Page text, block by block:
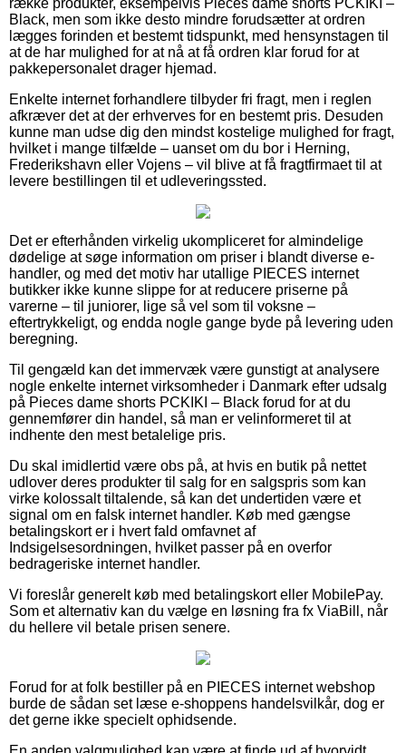
Black, men som ikke desto mindre forudsætter at ordren
lægges forinden et bestemt tidspunkt, med hensynstagen til
at de har mulighed for at nå at få ordren klar forud for at
pakkepersonalet drager hjemad.
Enkelte internet forhandlere tilbyder fri fragt, men i reglen
afkræver det at der erhverves for en bestemt pris. Desuden
kunne man udse dig den mindst kostelige mulighed for fragt,
hvilket i mange tilfælde – uanset om du bor i Herning,
Frederikshavn eller Vojens – vil blive at få fragtfirmaet til at
levere bestillingen til et udleveringssted.
Det er efterhånden virkelig ukompliceret for almindelige
dødelige at søge information om priser i blandt diverse e-
handler, og med det motiv har utallige PIECES internet
butikker ikke kunne slippe for at reducere priserne på
varerne – til juniorer, lige så vel som til voksne –
eftertrykkeligt, og endda nogle gange byde på levering uden
beregning.
Til gengæld kan det immervæk være gunstigt at analysere
nogle enkelte internet virksomheder i Danmark efter udsalg
på Pieces dame shorts PCKIKI – Black forud for at du
gennemfører din handel, så man er velinformeret til at
indhente den mest betalelige pris.
Du skal imidlertid være obs på, at hvis en butik på nettet
udlover deres produkter til salg for en salgspris som kan
virke kolossalt tiltalende, så kan det undertiden være et
signal om en falsk internet handler. Køb med gængse
betalingskort er i hvert fald omfavnet af
Indsigelsesordningen, hvilket passer på en overfor
bedrageriske internet handler.
Vi foreslår generelt køb med betalingskort eller MobilePay.
Som et alternativ kan du vælge en løsning fra fx ViaBill, når
du hellere vil betale prisen senere.
Forud for at folk bestiller på en PIECES internet webshop
burde de sådan set læse e-shoppens handelsvilkår, dog er
det gerne ikke specielt ophidsende.